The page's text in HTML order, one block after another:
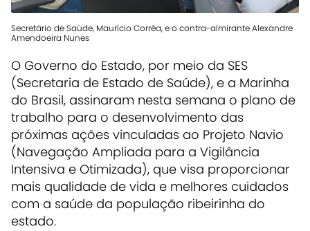
Secretário de Saúde, Maurício Corrêa, e o contra-almirante Alexandre
Amendoeira Nunes
O Governo do Estado, por meio da SES
(Secretaria de Estado de Saúde), e a Marinha
do Brasil, assinaram nesta semana o plano de
trabalho para o desenvolvimento das
próximas ações vinculadas ao Projeto Navio
(Navegação Ampliada para a Vigilância
Intensiva e Otimizada), que visa proporcionar
mais qualidade de vida e melhores cuidados
com a saúde da população ribeirinha do
estado.